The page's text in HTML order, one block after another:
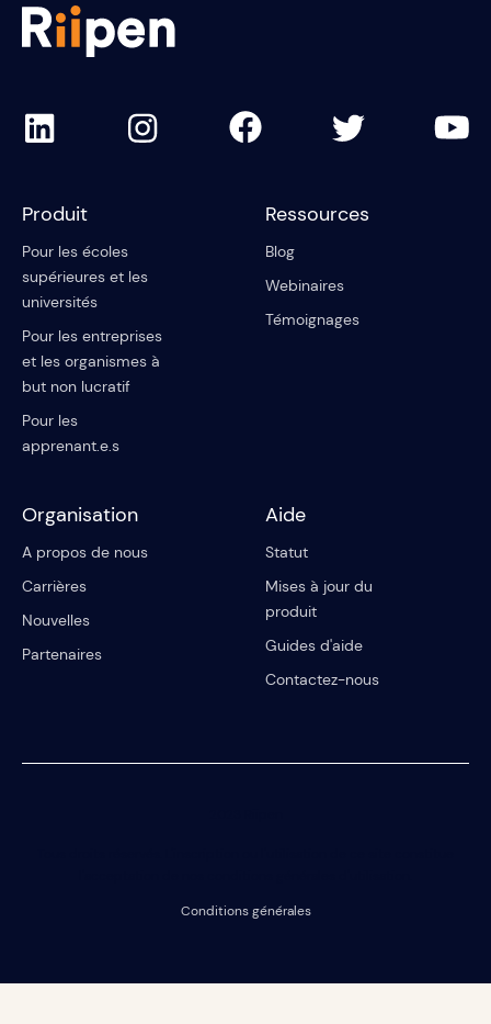
Produit
Pour les écoles
supérieures et les
universités
Pour les entreprises
et les organismes à
but non lucratif
Pour les
apprenant.e.s
Ressources
Blog
Webinaires
Témoignages
Organisation
A propos de nous
Carrières
Nouvelles
Partenaires
Aide
Statut
Mises à jour du
produit
Guides d'aide
Contactez-nous
Conditions générales